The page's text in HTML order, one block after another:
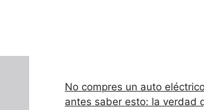
No compres un auto
antes saber esto: la verdad